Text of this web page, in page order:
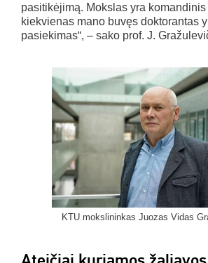
pasitikėjimą. Mokslas yra
kiekvienas mano buvęs doktorantas
pasiekimas“, – sako prof. J.
KTU mokslininkas Juozas Vidas